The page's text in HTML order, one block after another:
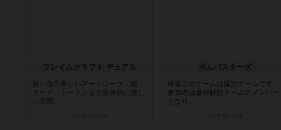
フレイムクラフト デュアル
良い点①美しいアートワーク：箱、
カード、トークンなど全体的に優し
い雰囲...
ボムバスターズ
概要このゲームは協力ゲームです。
参加者は爆弾解除チームのメンバー
となり...